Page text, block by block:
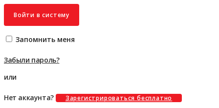
Войти в систему
Запомнить меня
Забыли пароль?
или
Нет аккаунта? Зарегистрироваться бесплатно